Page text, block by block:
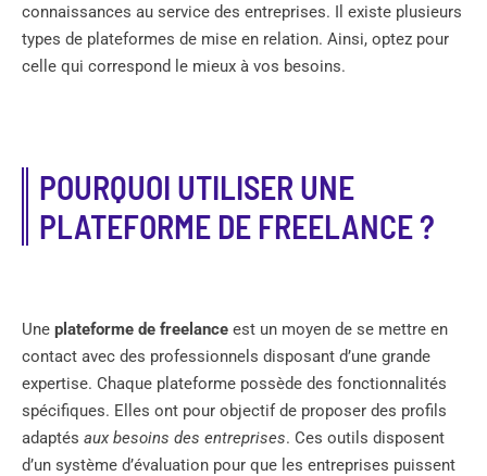
connaissances au service des entreprises. Il existe plusieurs
types de plateformes de mise en relation. Ainsi, optez pour
celle qui correspond le mieux à vos besoins.
POURQUOI UTILISER UNE
PLATEFORME DE FREELANCE ?
Une plateforme de freelance est un moyen de se mettre en
contact avec des professionnels disposant d’une grande
expertise. Chaque plateforme possède des fonctionnalités
spécifiques. Elles ont pour objectif de proposer des profils
adaptés aux besoins des entreprises. Ces outils disposent
d’un système d’évaluation pour que les entreprises puissent